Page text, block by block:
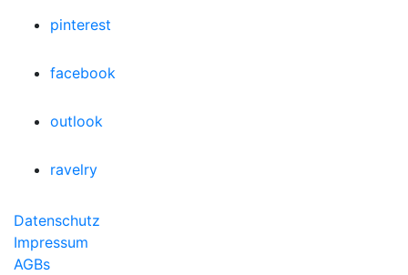
pinterest
facebook
outlook
ravelry
Datenschutz
Impressum
AGBs